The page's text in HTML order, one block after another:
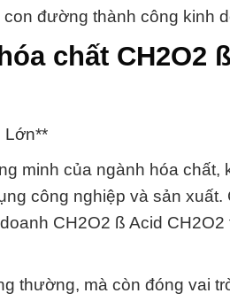
đường thành công kinh
chất CH2O2
Lớn**
minh của ngành hóa chất,
công nghiệp và sản xuất.
CH2O2 ß Acid CH2O2
thường, mà còn đóng vai